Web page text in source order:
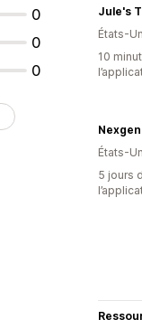
0
0
0
Jule's
États-
10
Nexgen
États-
5 jours